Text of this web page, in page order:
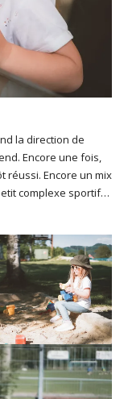
la direction de
Encore une fois,
réussi. Encore un mix
complexe sportif…